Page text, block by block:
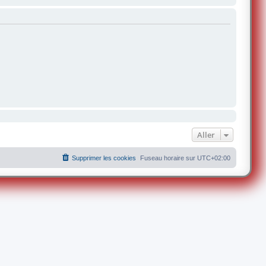
Aller
Fuseau horaire sur UTC+02:00
Supprimer les cookies